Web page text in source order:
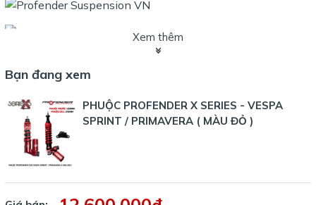
Xem thêm
Bạn đang xem
PHUỘC PROFENDER X SERIES - VESPA
SPRINT / PRIMAVERA ( MÀU ĐỎ )